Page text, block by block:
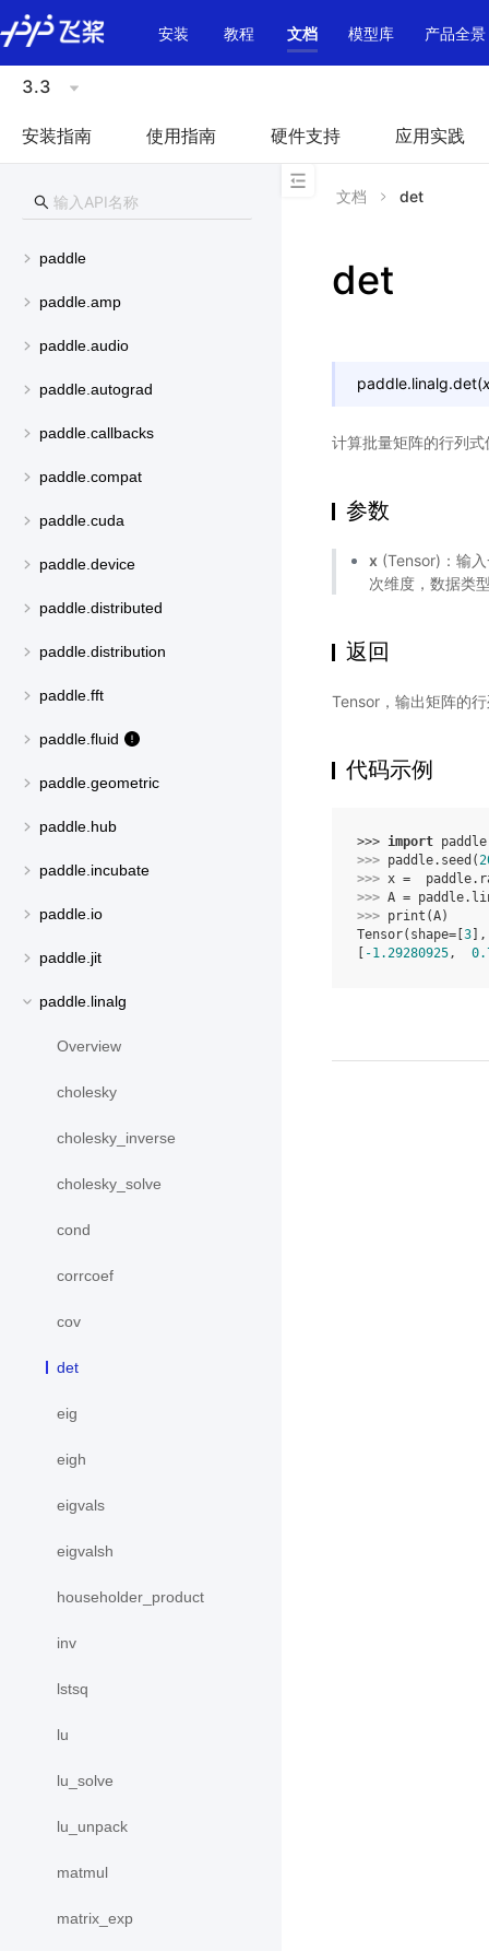
\u200E
安装
教程 文档 模型库 产品全景
3.3
安装指南 使用指南 硬件支持 应用实践
paddle
paddle.amp
paddle.audio
paddle.autograd
paddle.callbacks
paddle.compat
paddle.cuda
paddle.device
paddle.distributed
paddle.distribution
paddle.fft
paddle.fluid
paddle.geometric
paddle.hub
paddle.incubate
paddle.io
paddle.jit
paddle.linalg
Overview
cholesky
cholesky_inverse
cholesky_solve
cond
corrcoef
cov
det
eig
eigh
eigvals
eigvalsh
householder_product
inv
lstsq
lu
lu_solve
lu_unpack
matmul
matrix_exp
文档 det
det
paddle.linalg.det(
计算批量矩阵的行列式
参数
x (Tensor)：输
次维度，数据类
返回
Tensor，输出矩阵的
代码示例
>>> import paddle
>>> paddle. seed (
>>> x = paddle.
>>> A = paddle.
>>> print (A)
Tensor(shape=[ 3
-1.29280925,